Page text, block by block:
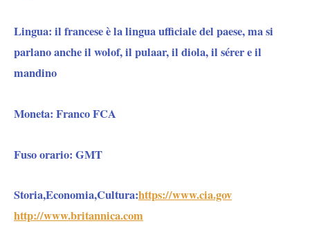
Lingua: il francese è la lingua ufficiale del paese, ma si
parlano anche il wolof, il pulaar, il diola, il sérer e il
mandino
Moneta: Franco FCA
Fuso orario: GMT
Storia,Economia,Cultura:https://www.cia.gov
http://www.britannica.com